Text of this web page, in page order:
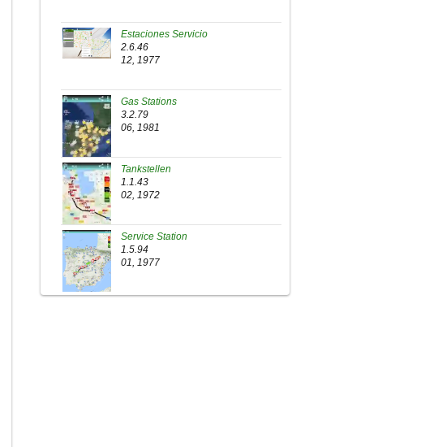
Estaciones Servicio
2.6.46
12, 1977
Gas Stations
3.2.79
06, 1981
Tankstellen
1.1.43
02, 1972
Service Station
1.5.94
01, 1977